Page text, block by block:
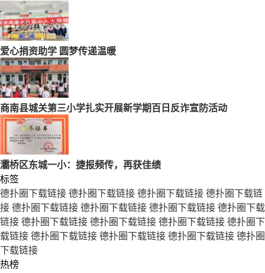
爱心捐资助学 圆梦传递温暖
商南县城关第三小学扎实开展新学期百日反诈宣防活动
灞桥区东城一小：捷报频传，再获佳绩
标签
德扑圈下载链接 德扑圈下载链接 德扑圈下载链接 德扑圈下载链
接 德扑圈下载链接 德扑圈下载链接 德扑圈下载链接 德扑圈下载
链接 德扑圈下载链接 德扑圈下载链接 德扑圈下载链接 德扑圈下
载链接 德扑圈下载链接 德扑圈下载链接 德扑圈下载链接 德扑圈
下载链接
热榜